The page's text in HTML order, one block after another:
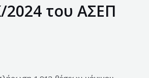
του ΑΣΕΠ